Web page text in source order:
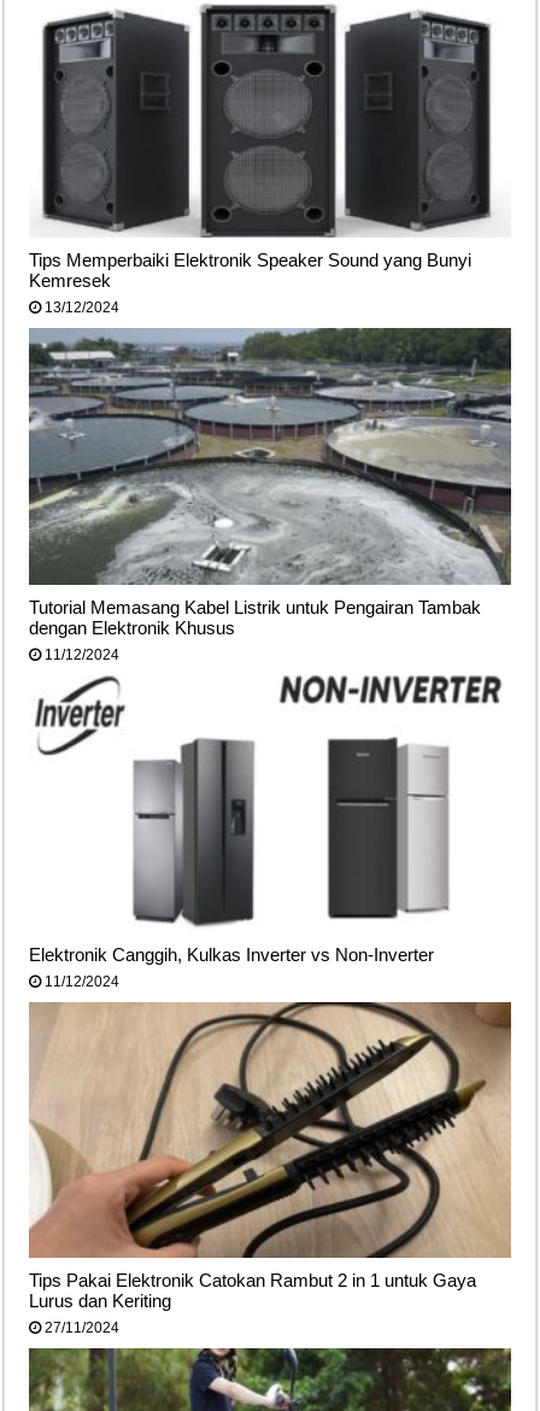
Tips Memperbaiki Elektronik Speaker Sound yang Bunyi
Kemresek
13/12/2024
Tutorial Memasang Kabel Listrik untuk Pengairan Tambak
dengan Elektronik Khusus
11/12/2024
Elektronik Canggih, Kulkas Inverter vs Non-Inverter
11/12/2024
Tips Pakai Elektronik Catokan Rambut 2 in 1 untuk Gaya
Lurus dan Keriting
27/11/2024